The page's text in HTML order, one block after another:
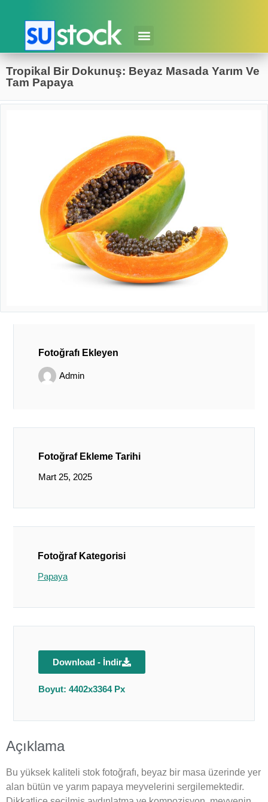
Tropikal Bir Dokunuş: Beyaz Masada Yarım Ve
Tam Papaya
Fotoğrafı Ekleyen
Admin
Fotoğraf Ekleme Tarihi
Mart 25, 2025
Fotoğraf Kategorisi
Papaya
Download - İndir
Boyut: 4402x3364 Px
Açıklama
Bu yüksek kaliteli stok fotoğrafı, beyaz bir masa üzerinde yer
alan bütün ve yarım papaya meyvelerini sergilemektedir.